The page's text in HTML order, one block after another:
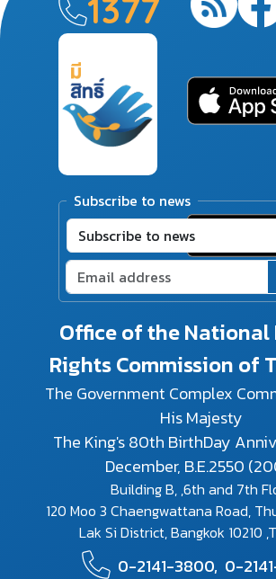
Office of the National
Rights Commission of
The Government Complex
His Majesty
The King's 80th BirthDay
December, B.E.2550
Building B, ,6th and 7th
120 Moo 3 Chaengwattana Road,
Lak Si District, Bangkok 10210
0-2141-3800, 0-
1377
Subscribe to news